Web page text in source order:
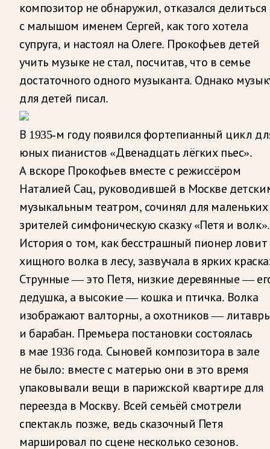
композитор не обнаружил, отказался делиться
с малышом именем Сергей, как того хотела
супруга, и настоял на Олеге. Прокофьев детей
учить музыке не стал, посчитав, что в семье
достаточного одного музыканта. Однако
для детей писал.
В 1935-м году появился фортепианный цикл
юных пианистов «Двенадцать лёгких пьес».
А вскоре Прокофьев вместе с режиссёром
Наталией Сац, руководившей в Москве
музыкальным театром, сочинял для маленьких
зрителей симфоническую сказку «Петя и волк».
История о том, как бесстрашный пионер ловит
хищного волка в лесу, зазвучала в ярких
Струнные — это Петя, низкие деревянные —
дедушка, а высокие — кошка и птичка. Волка
изображают валторны, а охотников —
и барабан. Премьера постановки состоялась
в мае 1936 года. Сыновей композитора в зале
не было: вместе с матерью они в это время
упаковывали вещи в парижской квартире для
переезда в Москву. Всей семьёй смотрели
спектакль позже, ведь сказочный Петя
маршировал по сцене несколько сезонов.